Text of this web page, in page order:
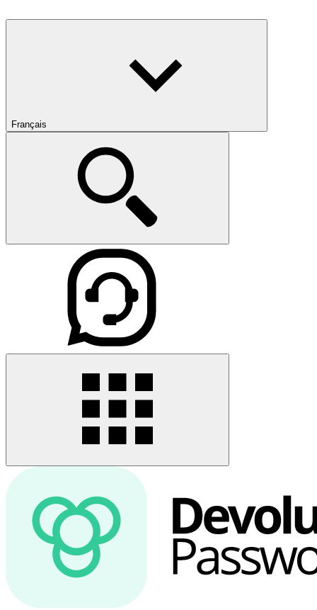
Français